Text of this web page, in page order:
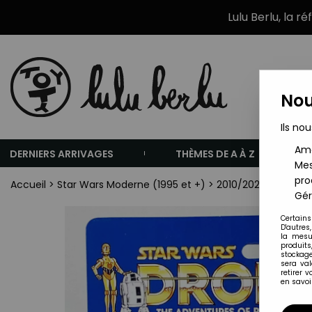
Lulu Berlu, la
DERNIERS ARRIVAGES THÈMES DE A À Z
Accueil > Star Wars Moderne (1995 et +) > 2010/2026 - Star
Ils
la
sera
retirer
en